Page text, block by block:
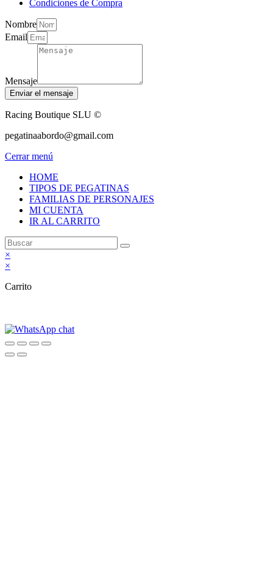
Condiciones de Compra
Nombre
Email
Mensaje
Enviar el mensaje
Racing Boutique SLU ©
pegatinaabordo@gmail.com
Cerrar menú
HOME
TIPOS DE PEGATINAS
FAMILIAS DE PERSONAJES
MI CUENTA
IR AL CARRITO
×
×
Carrito